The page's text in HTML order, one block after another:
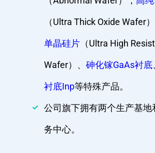
（Ultra Thick Oxide Wafer
单晶硅片 （Ultra High
Wafer）、 砷化镓GaAs衬底
衬底Inp等特殊产品。
公司旗下拥有两个生产基地
务中心。